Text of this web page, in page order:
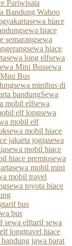
Pariwisata
Bandung Wahoo
sewa hiace
sewa hiace
semarangsewa
sewa hiace
sewa long elfsewa
Mini Bussewa
Bus
sewa minibus di
bandungSewa
mobil elfsewa
elf longsewa
mobil elf
sewa mobil hiace
jakarta jogjasewa
sewa mobil hiace
hiace premiosewa
sewa mobil mini
mobil travel
sewa toyota hiace
tarif bus
bus
sewa elftarif sewa
longtravel hiace
jawa barat